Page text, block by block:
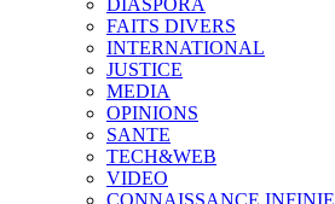
DIASPORA
FAITS DIVERS
INTERNATIONAL
JUSTICE
MEDIA
OPINIONS
SANTE
TECH&WEB
VIDEO
CONNAISSANCE INFINIE